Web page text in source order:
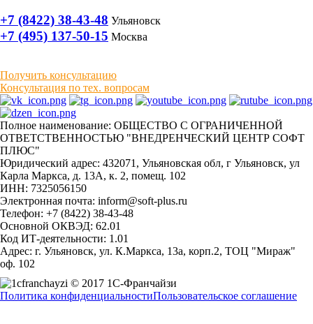
+7 (8422) 38-43-48 Ульяновск
+7 (495) 137-50-15 Москва
Получить консультацию
Консультация по тех. вопросам
Полное наименование: ОБЩЕСТВО С ОГРАНИЧЕННОЙ
ОТВЕТСТВЕННОСТЬЮ "ВНЕДРЕНЧЕСКИЙ ЦЕНТР СОФТ
ПЛЮС"
Юридический адрес: 432071, Ульяновская обл, г Ульяновск, ул
Карла Маркса, д. 13А, к. 2, помещ. 102
ИНН: 7325056150
Электронная почта: inform@soft-plus.ru
Телефон: +7 (8422) 38-43-48
Основной ОКВЭД: 62.01
Код ИТ-деятельности: 1.01
Адрес: г. Ульяновск, ул. К.Маркса, 13а, корп.2, ТОЦ "Мираж"
оф. 102
© 2017 1С-Франчайзи
Политика конфиденциальностиПользовательское соглашение